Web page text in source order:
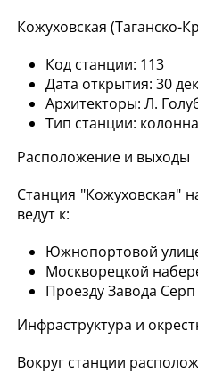
Кожуховская (Таганско-
Код станции: 113
Дата открытия: 30
Архитекторы: Л.
Тип станции:
Расположение и выходы
Станция "Кожуховская"
ведут к:
Южнопортовой
Москворецкой
Проезду Завода
Инфраструктура и
Вокруг станции